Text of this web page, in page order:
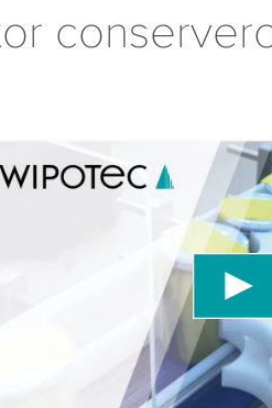
¡Necesitamos tu
servicio de video de YouTube!
Utilizamos un servicio de terceros
de video que puede recopilar
favor, revisa los detalles y acepta
Más información